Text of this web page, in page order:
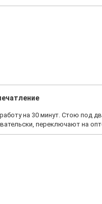
на 30 минут. Стою под
переключают на